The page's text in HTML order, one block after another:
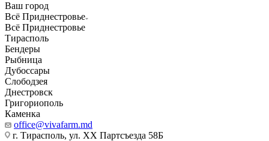
Ваш город
Всё Приднестровье
Всё Приднестровье
Тирасполь
Бендеры
Рыбница
Дубоссары
Слободзея
Днестровск
Григориополь
Каменка
office@vivafarm.md
г. Тирасполь, ул. ХХ Партсъезда 58Б